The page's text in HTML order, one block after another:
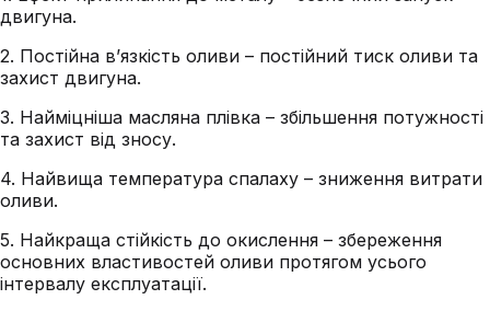
двигуна.
2. Постійна в’язкість оливи – постійний тиск оливи та
захист двигуна.
3. Найміцніша масляна плівка – збільшення потужності
та захист від зносу.
4. Найвища температура спалаху – зниження витрати
оливи.
5. Найкраща стійкість до окислення – збереження
основних властивостей оливи протягом усього
інтервалу експлуатації.